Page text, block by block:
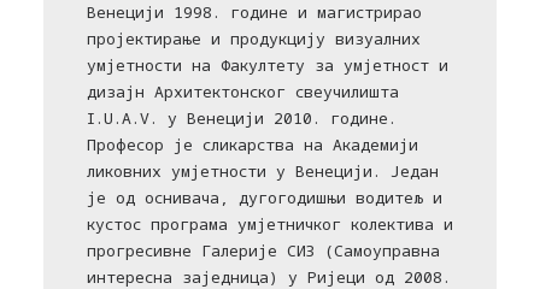
Венецији 1998. године и магистрирао
пројектирање и продукцију визуалних
умјетности на Факултету за умјетност и
дизајн Архитектонског свеучилишта
I.U.A.V. у Венецији 2010. године.
Професор је сликарства на Академији
ликовних умјетности у Венецији. Један
је од оснивача, дугогодишњи водитељ и
кустос програма умјетничког колектива и
прогресивне Галерије СИЗ (Самоуправна
интересна заједница) у Ријеци од 2008.